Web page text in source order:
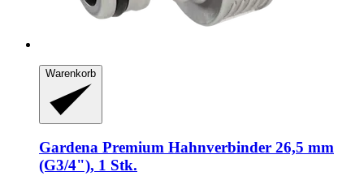
Warenkorb
Gardena Premium Hahnverbinder 26,5 mm
(G3/4"), 1 Stk.